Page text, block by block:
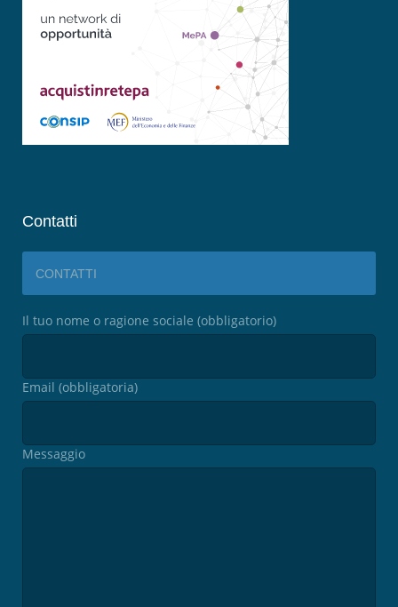
Contatti
CONTATTI
Il tuo nome o ragione sociale (obbligatorio)
Email (obbligatoria)
Messaggio